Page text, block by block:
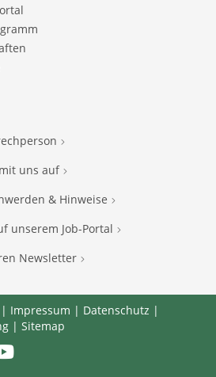
uns auf
& Hinweise
unserem Job-Portal
Newsletter
Impressum | Datenschutz |
| Sitemap